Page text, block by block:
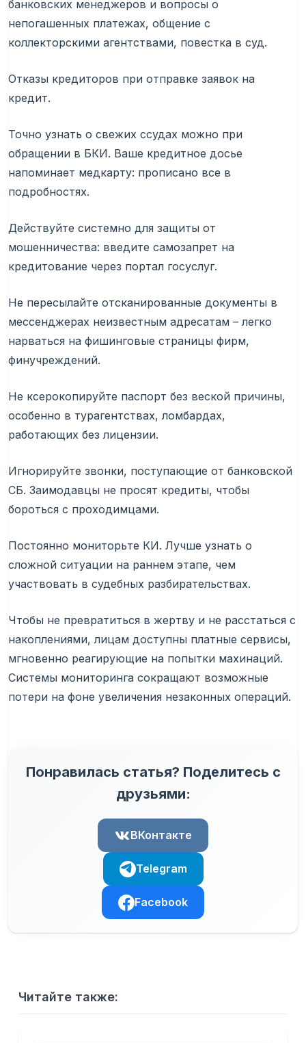
банковских менеджеров и вопросы о
непогашенных платежах, общение с
коллекторскими агентствами, повестка в суд.
Отказы кредиторов при отправке заявок на
кредит.
Точно узнать о свежих ссудах можно при
обращении в БКИ. Ваше кредитное досье
напоминает медкарту: прописано все в
подробностях.
Действуйте системно для защиты от
мошенничества: введите самозапрет на
кредитование через портал госуслуг.
Не пересылайте отсканированные документы в
мессенджерах неизвестным адресатам – легко
нарваться на фишинговые страницы фирм,
финучреждений.
Не ксерокопируйте паспорт без веской причины,
особенно в турагентствах, ломбардах,
работающих без лицензии.
Игнорируйте звонки, поступающие от банковской
СБ. Заимодавцы не просят кредиты, чтобы
бороться с проходимцами.
Постоянно мониторьте КИ. Лучше узнать о
сложной ситуации на раннем этапе, чем
участвовать в судебных разбирательствах.
Чтобы не превратиться в жертву и не расстаться с
накоплениями, лицам доступны платные сервисы,
мгновенно реагирующие на попытки махинаций.
Системы мониторинга сокращают возможные
потери на фоне увеличения незаконных операций.
Понравилась статья? Поделитесь с
друзьями:
ВКонтакте
Telegram
Facebook
Читайте также: